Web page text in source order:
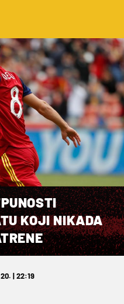
KOJI NIKADA
| 22:19